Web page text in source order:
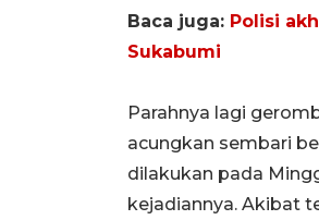
Baca juga: Polisi
Sukabumi
Parahnya lagi
acungkan sembari
dilakukan pada
kejadiannya. Akibat